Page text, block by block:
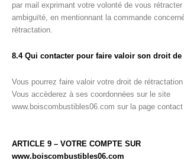
par mail exprimant votre volonté de vous
ambiguïté, en mentionnant la commande
rétractation.
8.4 Qui contacter pour faire valoir son droit de
Vous pourrez faire valoir votre droit de rétractation
Vous accèderez à ses coordonnées sur le site
www.boiscombustibles06.com sur la page contact
ARTICLE 9 – VOTRE COMPTE SUR
www.boiscombustibles06.com